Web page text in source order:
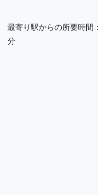
最寄り駅からの所要時間
分